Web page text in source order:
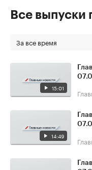
Все
За все время
15:01
14:49